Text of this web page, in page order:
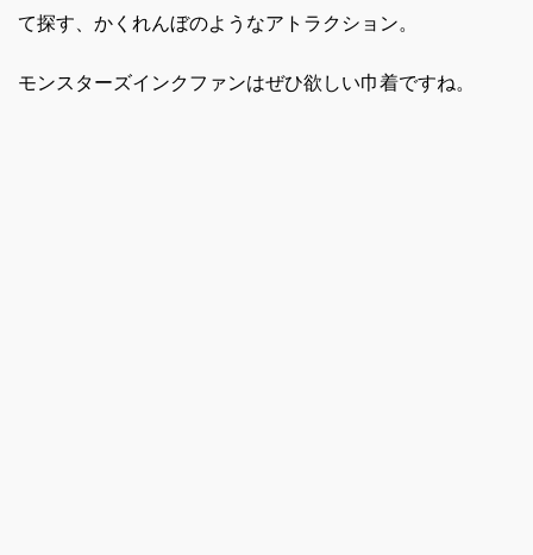
て探す、かくれんぼのようなアトラクション。
モンスターズインクファンはぜひ欲しい巾着ですね。